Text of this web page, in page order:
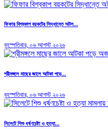
ফিফার বিশ্বকাপ বয়কটের সিদ্ধান্তে অটল...
বৃহস্পতিবার, ০৬ আগস্ট ২০২৬
শ্রীমঙ্গলে মাছের জালে আটকা পড়ে...
বৃহস্পতিবার, ০৬ আগস্ট ২০২৬
সিলেটে শিশু ধর্ষণচেষ্টা ও হত্যা...